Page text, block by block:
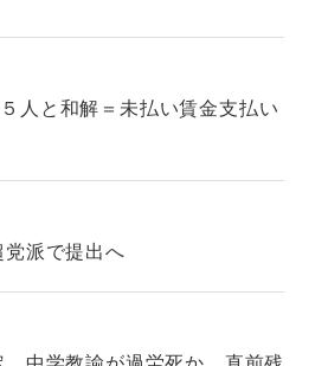
人と和解＝未払い賃金支払い
派で提出へ